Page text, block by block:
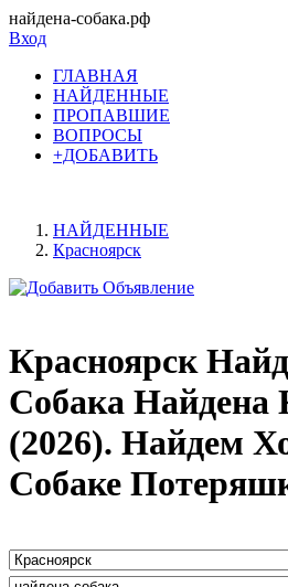
найдена-собака.рф
Вход
ГЛАВНАЯ
НАЙДЕННЫЕ
ПРОПАВШИЕ
ВОПРОСЫ
+ДОБАВИТЬ
НАЙДЕННЫЕ
Красноярск
Красноярск
Собака Найдена
(2026). Найдем
Собаке